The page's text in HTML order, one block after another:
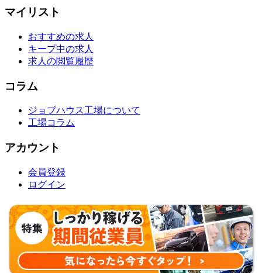
マイリスト
おすすめの求人
キープ中の求人
求人の閲覧履歴
コラム
ジョブハウス工場について
工場コラム
アカウント
会員登録
ログイン